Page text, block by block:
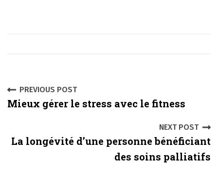
P
o
t
PREVIOUS POST
Mieux gérer le stress avec le fitness
NEXT POST
La longévité d’une personne bénéficiant
des soins palliatifs